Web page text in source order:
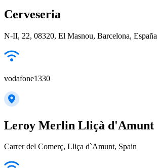
Cerveseria
N-II, 22, 08320, El Masnou, Barcelona, España
vodafone1330
Leroy Merlin Lliçà d'Amunt
Carrer del Comerç, Lliça d`Amunt, Spain